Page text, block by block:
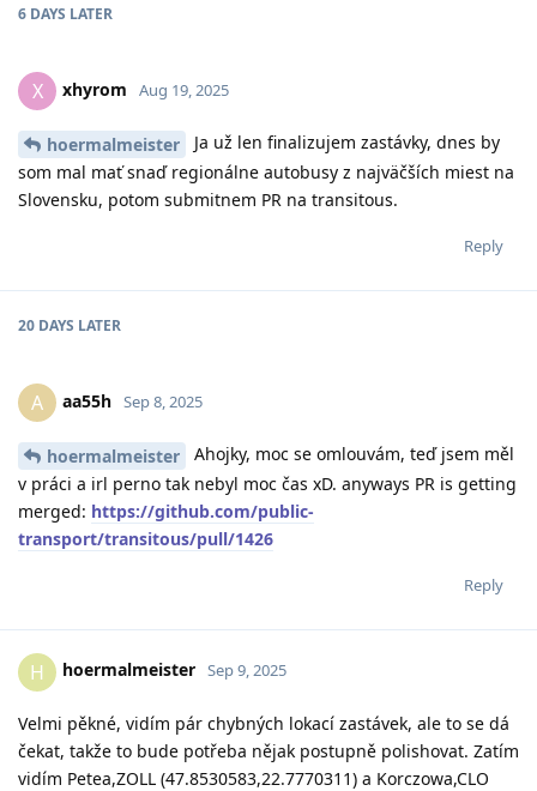
6 DAYS LATER
X xhyrom Aug 19, 2025
hoermalmeister
Ja už len finalizujem zastávky, dnes by
som mal mať snaď regionálne autobusy z najväčších miest na
Slovensku, potom submitnem PR na transitous.
Reply
20 DAYS LATER
A aa55h Sep 8, 2025
hoermalmeister
Ahojky, moc se omlouvám, teď jsem měl
v práci a irl perno tak nebyl moc čas xD. anyways PR is getting
merged: https://github.com/public-
transport/transitous/pull/1426
Reply
H hoermalmeister Sep 9, 2025
Velmi pěkné, vidím pár chybných lokací zastávek, ale to se dá
čekat, takže to bude potřeba nějak postupně polishovat. Zatím
vidím Petea,ZOLL (47.8530583,22.7770311) a Korczowa,CLO